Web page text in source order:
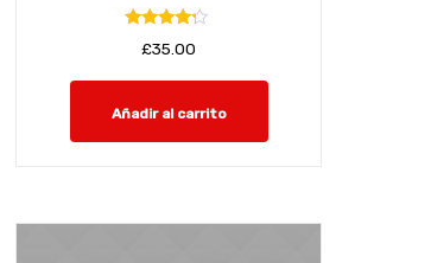
con
de 5
£35.00
Añadir al carrito